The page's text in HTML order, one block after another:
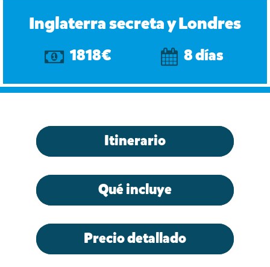
Inglaterra secreta y Londres
1818€ 8 días
Itinerario
Qué incluye
Precio detallado